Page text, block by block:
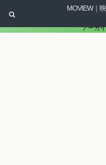
MOVIEW｜
アーカ